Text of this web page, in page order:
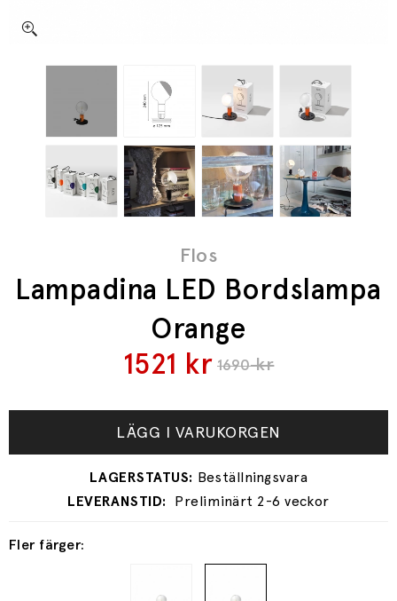
Flos
Lampadina LED Bordslampa
Orange
1690kr
1521 kr
Fler färger:
LÄGG I VARUKORGEN
Preliminärt 2-6 veckor